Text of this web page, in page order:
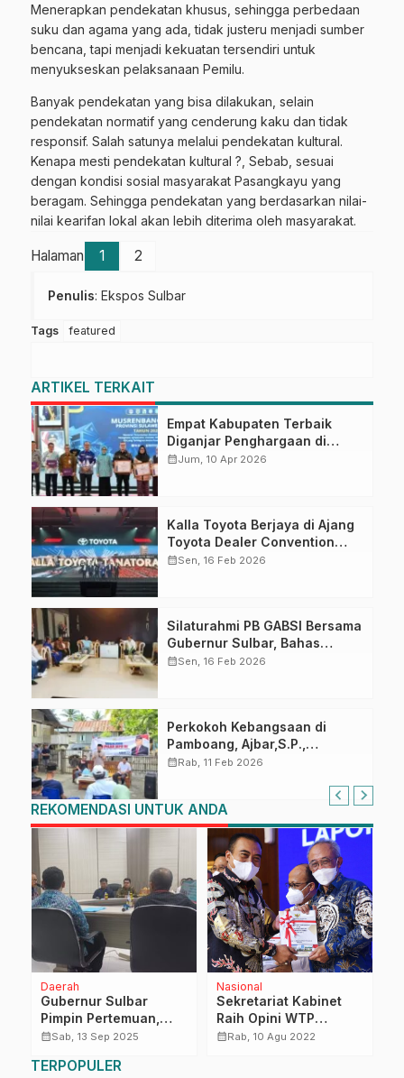
Menerapkan pendekatan khusus, sehingga perbedaan
suku dan agama yang ada, tidak justeru menjadi sumber
bencana, tapi menjadi kekuatan tersendiri untuk
menyukseskan pelaksanaan Pemilu.
Banyak pendekatan yang bisa dilakukan, selain
pendekatan normatif yang cenderung kaku dan tidak
responsif. Salah satunya melalui pendekatan kultural.
Kenapa mesti pendekatan kultural ?, Sebab, sesuai
dengan kondisi sosial masyarakat Pasangkayu yang
beragam. Sehingga pendekatan yang berdasarkan nilai-
nilai kearifan lokal akan lebih diterima oleh masyarakat.
Halaman 1 2
Penulis: Ekspos Sulbar
Tags featured
ARTIKEL TERKAIT
Empat Kabupaten Terbaik
Diganjar Penghargaan di
Musrenbang Sulbar 2027
calendar_monthJum, 10 Apr 2026
Kalla Toyota Berjaya di Ajang
Toyota Dealer Convention
2026
calendar_monthSen, 16 Feb 2026
Silaturahmi PB GABSI Bersama
Gubernur Sulbar, Bahas
Persiapan Kejurnas Bridge ke-
calendar_monthSen, 16 Feb 2026
Perkokoh Kebangsaan di
Pamboang, Ajbar,S.P.,
Sosialisasi Empat Pilar di Desa
calendar_monthRab, 11 Feb 2026
REKOMENDASI UNTUK ANDA
Daerah
Gubernur Sulbar
Pimpin Pertemuan,
Dorong Perusahaan
melalui CSR untuk
calendar_monthSab, 13 Sep 2025
Nasional
Sekretariat Kabinet
Raih Opini WTP
Sepuluh Tahun
calendar_monthRab, 10 Agu 2022
TERPOPULER